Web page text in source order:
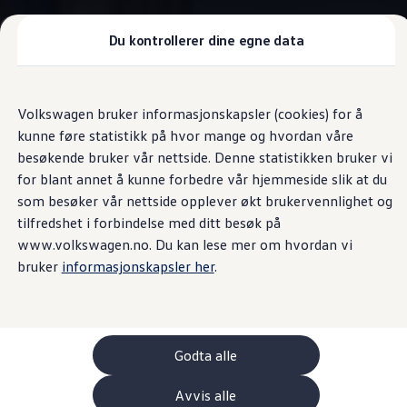
Du kontrollerer dine egne data
Volkswagen bruker informasjonskapsler (cookies) for å
kunne føre statistikk på hvor mange og hvordan våre
besøkende bruker vår nettside. Denne statistikken bruker vi
for blant annet å kunne forbedre vår hjemmeside slik at du
som besøker vår nettside opplever økt brukervennlighet og
tilfredshet i forbindelse med ditt besøk på
www.volkswagen.no. Du kan lese mer om hvordan vi
bruker informasjonskapsler her.
Godta alle
Avvis alle
hovedinnhold
til
footer
Tilbehør
ID. Buzz GTX Lang Varebil
Kampanjer
ID. Polo
ID.3
ID.3 Neo
ID.4
ID.7 Tourer
Våre varebiler
Prislister
Kampanjer
ID. Buzz Cargo
Lastsikring
Billån
Bilforsikring
Varebiler med firehjulstrekk
Proff leasing
VW Connect
Tilkoblet dinCaravelle
Med online-tjenestene fra VW Connect blir din
digital assistent – for en mer effektiv og avslappet
fra navigasjon til virtuell assistent. Med
Volkswagen
er du tilkoblet bilen via smarttelefonen din. Dette betyr at
du enkelt kan holde øye med bilens status, låse eller låse